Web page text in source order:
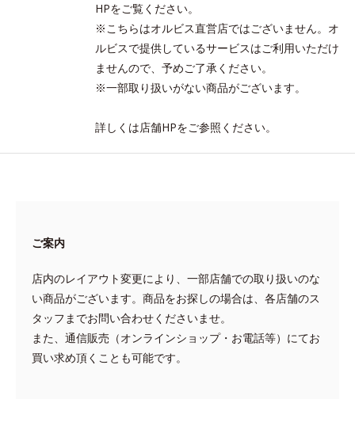
HPをご覧ください。
※こちらはオルビス直営店ではございません。オ
ルビスで提供しているサービスはご利用いただけ
ませんので、予めご了承ください。
※一部取り扱いがない商品がございます。
詳しくは店舗HPをご参照ください。
ご案内
店内のレイアウト変更により、一部店舗での取り扱いのな
い商品がございます。商品をお探しの場合は、各店舗のス
タッフまでお問い合わせくださいませ。
また、通信販売（オンラインショップ・お電話等）にてお
買い求め頂くことも可能です。